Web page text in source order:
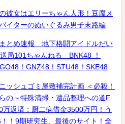
女はエリーちゃん人形！豆腐メ
イターのぬいぐるみ男子末路編
とめ速報 地下格闘アイドルだい
局101ちゃんねる BNK48 ！
！GNZ48！STU48！SKE48
ッシュゴミ屋敷補完計画 ＜必殺！
の～特殊清掃・遺品整理への道F
返済：厨二病借金3500万円！う
！9期研究生、最後のサイト！全